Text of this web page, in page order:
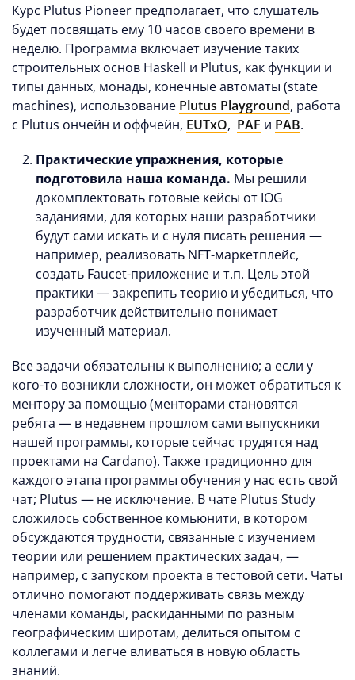
Курс Plutus Pioneer предполагает, что слушатель
будет посвящать ему 10 часов своего времени в
неделю. Программа включает изучение таких
строительных основ Haskell и Plutus, как функции и
типы данных, монады, конечные автоматы (state
machines), использование Plutus Playground, работа
с Plutus ончейн и оффчейн, EUTxO, PAF и PAB.
Практические упражнения, которые
подготовила наша команда. Мы решили
докомплектовать готовые кейсы от IOG
заданиями, для которых наши разработчики
будут сами искать и с нуля писать решения —
например, реализовать NFT-маркетплейс,
создать Faucet-приложение и т.п. Цель этой
практики — закрепить теорию и убедиться, что
разработчик действительно понимает
изученный материал.
Все задачи обязательны к выполнению; а если у
кого-то возникли сложности, он может обратиться к
ментору за помощью (менторами становятся
ребята — в недавнем прошлом сами выпускники
нашей программы, которые сейчас трудятся над
проектами на Cardano). Также традиционно для
каждого этапа программы обучения у нас есть свой
чат; Plutus — не исключение. В чате Plutus Study
сложилось собственное комьюнити, в котором
обсуждаются трудности, связанные с изучением
теории или решением практических задач, —
например, с запуском проекта в тестовой сети. Чаты
отлично помогают поддерживать связь между
членами команды, раскиданными по разным
географическим широтам, делиться опытом с
коллегами и легче вливаться в новую область
знаний.